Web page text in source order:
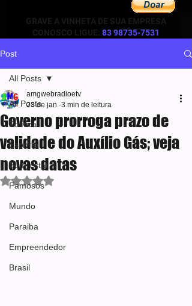
GRAVE A VINHETA DE SUA EMPRESA
CONOSCO LIGUE: 83 98735-7531
Post
All Posts
Política
Esporte
Bem-estar
Famosos
Mundo
Paraiba
Empreendedor
Brasil
All Posts
Governo prorroga prazo de
validade do Auxílio Gás; veja
novas datas
amgwebradioetv
23 de jan. 3 min de leitura
Avaliado com NaN de 5 estrelas.